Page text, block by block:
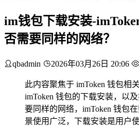
im钱包下载安装-
否需要同样的网络？
qbadmin 2026年03月26日 20:06
此内容聚焦于 imToken 钱包相
imToken 钱包的下载安装，以
要同样的网络，imToken 钱包
景使用广泛，下载安装是用户